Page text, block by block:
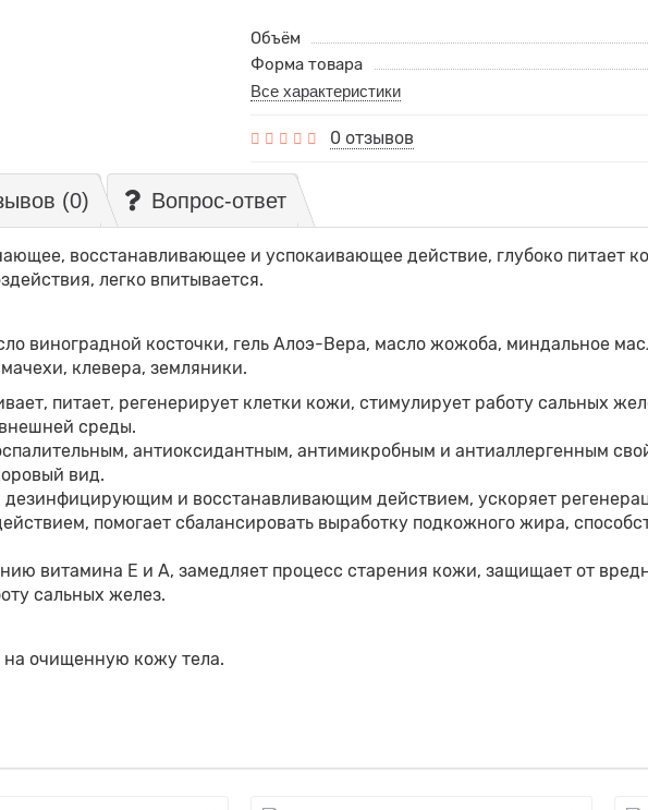
Объём
Форма товара
Все характеристики
0 отзывов
(0) Вопрос-ответ
восстанавливающее и успокаивающее действие, глубоко питает
легко впитывается.
виноградной косточки, гель Алоэ-Вера, масло жожоба, миндальное
клевера, земляники.
питает, регенерирует клетки кожи, стимулирует работу сальных
среды.
антиоксидантным, антимикробным и антиаллергенным
вид.
и восстанавливающим действием, ускоряет
помогает сбалансировать выработку подкожного жира,
витамина Е и А, замедляет процесс старения кожи, защищает от
сальных желез.
очищенную кожу тела.